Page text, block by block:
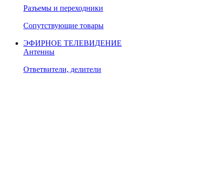
Разъемы и переходники
Сопутствующие товары
ЭФИРНОЕ ТЕЛЕВИДЕНИЕ
Антенны
Ответвители, делители